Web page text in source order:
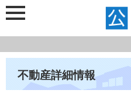
不動産詳細情報